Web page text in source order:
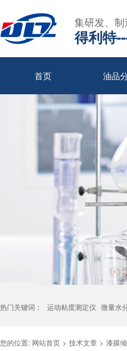
集研发、
得利特
首页 油品
热门关键词： 运动粘度测定仪 微量水
您的位置: 网站首页 > 技术文章 > 漆膜